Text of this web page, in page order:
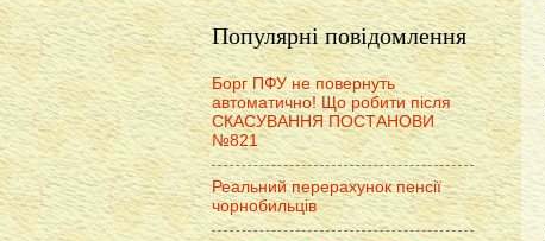
Популярні повідомлення
Борг ПФУ не повернуть
автоматично! Що робити після
СКАСУВАННЯ ПОСТАНОВИ
№821
Реальний перерахунок пенсії
чорнобильців